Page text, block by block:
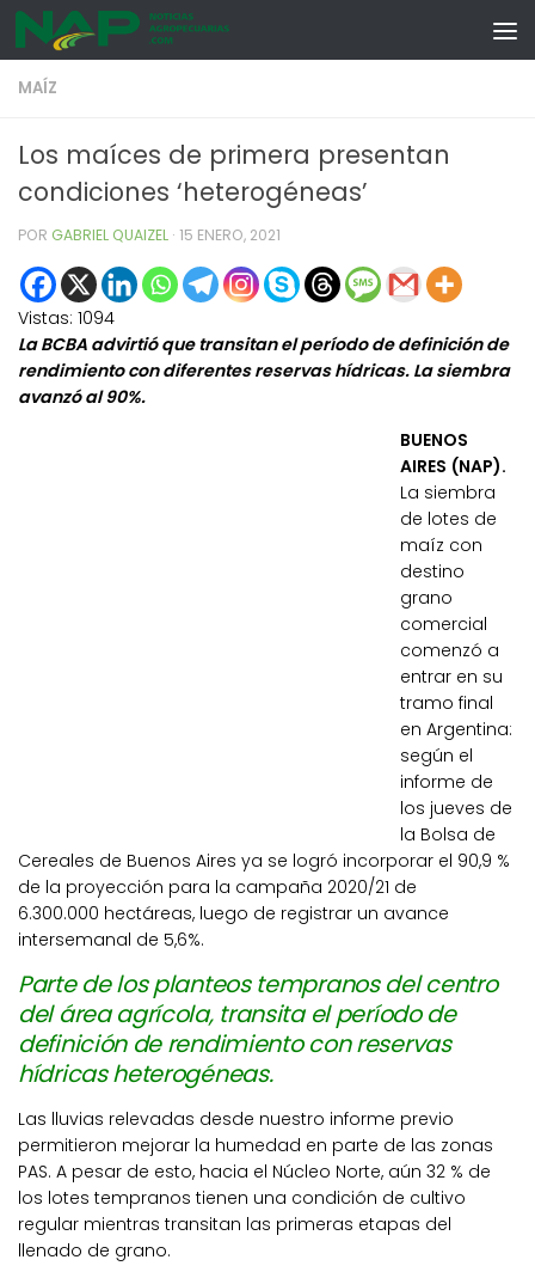
Skip to content
MAÍZ
Los maíces de primera presentan
condiciones ‘heterogéneas’
POR GABRIEL QUAIZEL · 15 ENERO, 2021
Vistas: 1094
La BCBA advirtió que transitan el período de definición de
rendimiento con diferentes reservas hídricas. La siembra
avanzó al 90%.
BUENOS
AIRES (NAP).
La siembra
de lotes de
maíz con
destino
grano
comercial
comenzó a
entrar en su
tramo final
en Argentina:
según el
informe de
los jueves de
la Bolsa de
Cereales de Buenos Aires ya se logró incorporar el 90,9 %
de la proyección para la campaña 2020/21 de
6.300.000 hectáreas, luego de registrar un avance
intersemanal de 5,6%.
Parte de los planteos tempranos del centro
del área agrícola, transita el período de
definición de rendimiento con reservas
hídricas heterogéneas.
Las lluvias relevadas desde nuestro informe previo
permitieron mejorar la humedad en parte de las zonas
PAS. A pesar de esto, hacia el Núcleo Norte, aún 32 % de
los lotes tempranos tienen una condición de cultivo
regular mientras transitan las primeras etapas del
llenado de grano.